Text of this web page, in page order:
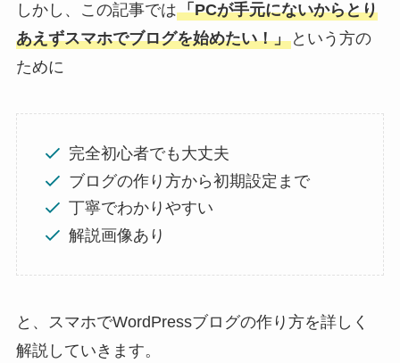
しかし、この記事では「PCが手元にないからとり
あえずスマホでブログを始めたい！」という方の
ために
完全初心者でも大丈夫
ブログの作り方から初期設定まで
丁寧でわかりやすい
解説画像あり
と、スマホでWordPressブログの作り方を詳しく
解説していきます。